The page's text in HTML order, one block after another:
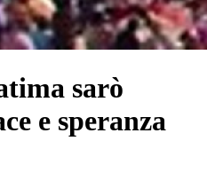
sarò
e speranza